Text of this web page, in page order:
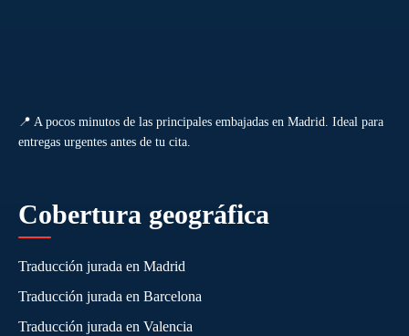
📍 A pocos minutos de las principales embajadas en Madrid. Ideal para
entregas urgentes antes de tu cita.
Cobertura geográfica
Traducción jurada en Madrid
Traducción jurada en Barcelona
Traducción jurada en Valencia